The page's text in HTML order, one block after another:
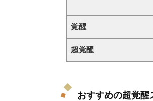
覚醒
超覚醒
おすすめの超覚醒